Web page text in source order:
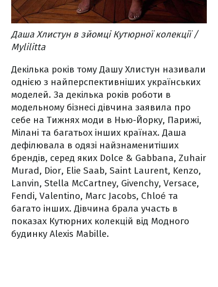
Даша Хлистун в зйомці Кутюрної колекції /
Mylilitta
Декілька років тому Дашу Хлистун називали
однією з найперспективніших українських
моделей. За декілька років роботи в
модельному бізнесі дівчина заявила про
себе на Тижнях моди в Нью-Йорку, Парижі,
Мілані та багатьох інших країнах. Даша
дефілювала в одязі найзнаменитіших
брендів, серед яких Dolce & Gabbana, Zuhair
Murad, Dior, Elie Saab, Saint Laurent, Kenzo,
Lanvin, Stella McCartney, Givenchy, Versace,
Fendi, Valentino, Marc Jacobs, Chloé та
багато інших. Дівчина брала участь в
показах Кутюрних колекцій від Модного
будинку Alexis Mabille.